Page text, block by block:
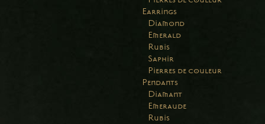
Earrings
Diamond
Emerald
Rubis
Saphir
Pierres de couleur
Pendants
Diamant
Emeraude
Rubis